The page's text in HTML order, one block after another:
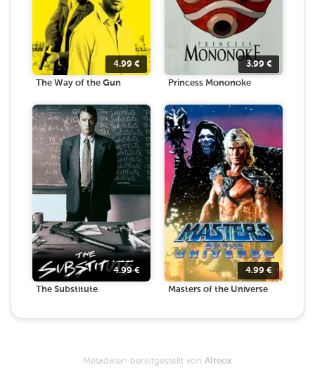
4.99 €
The Way of the Gun
3.99 €
Princess Mononoke
4.99€
The Substitute
4.99 €
Masters of the Universe
Metadaten bereitgestellt von Alteox